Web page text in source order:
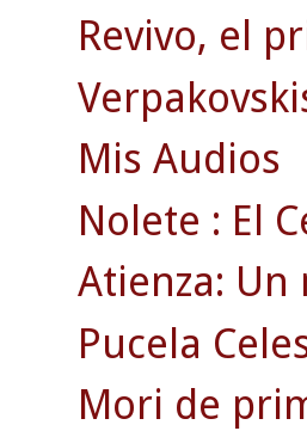
Revivo, el
Mis Audios
Nolete : El
Atienza:
Pucela
Mori de